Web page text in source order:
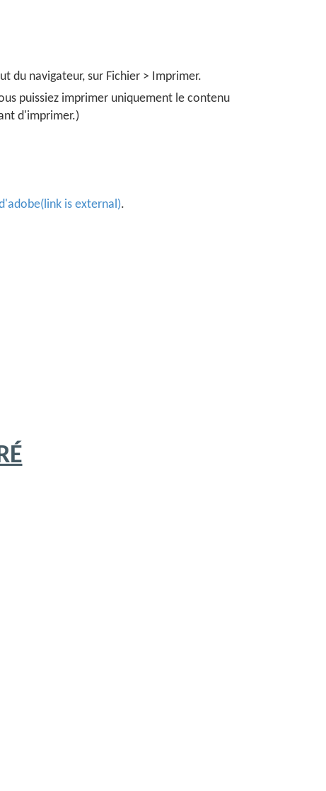
du navigateur, sur Fichier > Imprimer.
puissiez imprimer uniquement le contenu
d'imprimer.)
is external).